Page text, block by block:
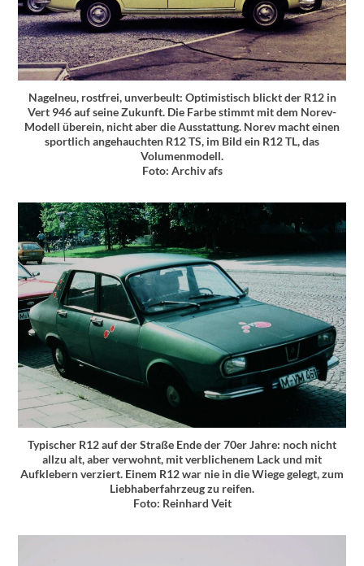
Nagelneu, rostfrei, unverbeult: Optimistisch blickt der R12 in
Vert 946 auf seine Zukunft. Die Farbe stimmt mit dem Norev-
Modell überein, nicht aber die Ausstattung. Norev macht einen
sportlich angehauchten R12 TS, im Bild ein R12 TL, das
Volumenmodell.
Foto: Archiv afs
Typischer R12 auf der Straße Ende der 70er Jahre: noch nicht
allzu alt, aber verwohnt, mit verblichenem Lack und mit
Aufklebern verziert. Einem R12 war nie in die Wiege gelegt, zum
Liebhaberfahrzeug zu reifen.
Foto: Reinhard Veit